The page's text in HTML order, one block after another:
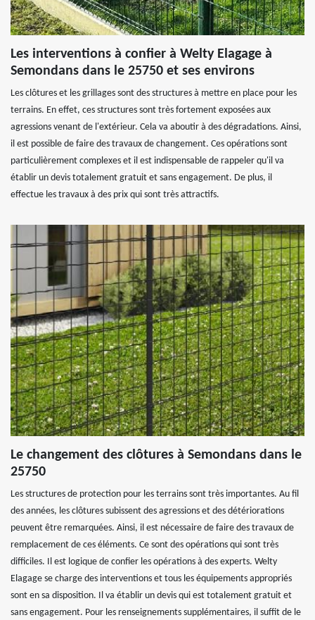
Les interventions à confier à Welty Elagage à
Semondans dans le 25750 et ses environs
Les clôtures et les grillages sont des structures à mettre en place pour les
terrains. En effet, ces structures sont très fortement exposées aux
agressions venant de l'extérieur. Cela va aboutir à des dégradations. Ainsi,
il est possible de faire des travaux de changement. Ces opérations sont
particulièrement complexes et il est indispensable de rappeler qu'il va
établir un devis totalement gratuit et sans engagement. De plus, il
effectue les travaux à des prix qui sont très attractifs.
Le changement des clôtures à Semondans dans le
25750
Les structures de protection pour les terrains sont très importantes. Au fil
des années, les clôtures subissent des agressions et des détériorations
peuvent être remarquées. Ainsi, il est nécessaire de faire des travaux de
remplacement de ces éléments. Ce sont des opérations qui sont très
difficiles. Il est logique de confier les opérations à des experts. Welty
Elagage se charge des interventions et tous les équipements appropriés
sont en sa disposition. Il va établir un devis qui est totalement gratuit et
sans engagement. Pour les renseignements supplémentaires, il suffit de le